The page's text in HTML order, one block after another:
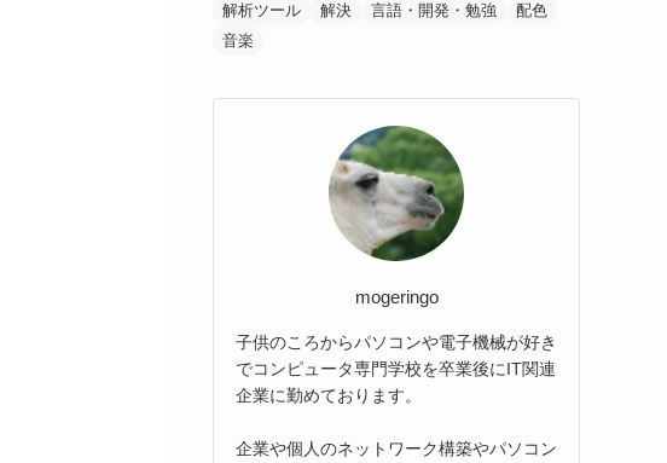
解析ツール
解決 言語・開発・勉強
配色
音楽
mogeringo
子供のころからパソコンや電子機械が好き
でコンピュータ専門学校を卒業後にIT関連
企業に勤めております。
企業や個人のネットワーク構築やパソコン